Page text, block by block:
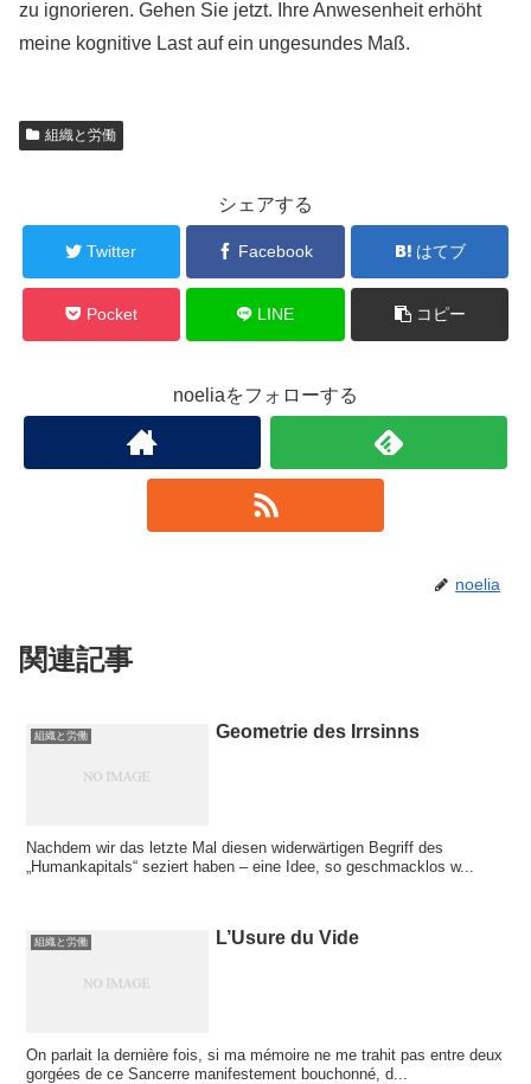
zu ignorieren. Gehen Sie jetzt. Ihre Anwesenheit erhöht
meine kognitive Last auf ein ungesundes Maß.
組織と労働
シェアする
Twitter Facebook はてブ
Pocket LINE コピー
noeliaをフォローする
noelia
関連記事
組織と労働 Geometrie des Irrsinns
Nachdem wir das letzte Mal diesen widerwärtigen Begriff des
„Humankapitals“ seziert haben – eine Idee, so geschmacklos w...
組織と労働 L’Usure du Vide
On parlait la dernière fois, si ma mémoire ne me trahit pas entre deux
gorgées de ce Sancerre manifestement bouchonné, d...